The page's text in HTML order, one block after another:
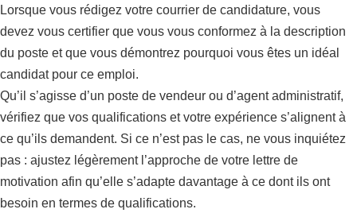
Lorsque vous rédigez votre courrier de candidature, vous
devez vous certifier que vous vous conformez à la description
du poste et que vous démontrez pourquoi vous êtes un idéal
candidat pour ce emploi.
Qu’il s’agisse d’un poste de vendeur ou d’agent administratif,
vérifiez que vos qualifications et votre expérience s’alignent à
ce qu’ils demandent. Si ce n’est pas le cas, ne vous inquiétez
pas : ajustez légèrement l’approche de votre lettre de
motivation afin qu’elle s’adapte davantage à ce dont ils ont
besoin en termes de qualifications.